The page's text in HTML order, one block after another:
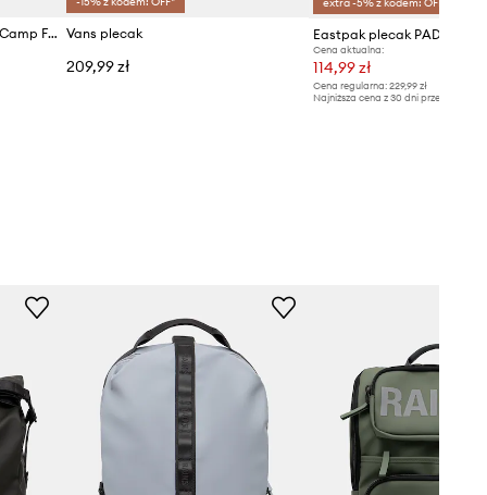
The North Face plecak Base Camp Fuse Box Vans plecak
209,99 zł
extra -5% z kodem: OFF*
Eastpak plecak PADDED
Cena aktualna:
114,99 zł
Cena regularna: 229,99 zł
Najniższa cena z 30 dni przed obniżką: